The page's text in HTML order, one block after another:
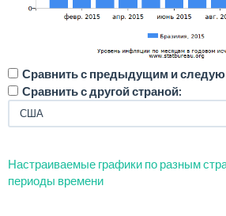
Сравнить с предыдущим и
Сравнить с другой страной:
Настраиваемые графики по разным
периоды времени